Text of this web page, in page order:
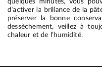
d’activer la brillance de la
préserver la bonne
dessèchement, veillez à
chaleur et de l’humidité.